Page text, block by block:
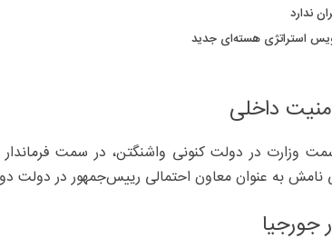
ندارد
استراتژی هسته‌ای جدید
داخلی
وزارت در دولت کنونی واشنگتن، در سمت فرماندار
به عنوان معاون احتمالی رییس‌جمهور در دولت
جورجیا